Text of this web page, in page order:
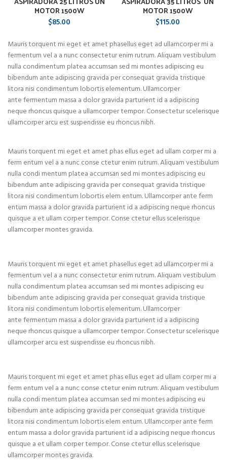
MOTOR 1500W
$85.00
MOTOR 1500W
$115.00
Mauris torquent mi eget et amet phasellus eget ad ullamcorper mi a
fermentum vel a a nunc consectetur enim rutrum. Aliquam vestibulum
nulla condimentum platea accumsan sed mi montes adipiscing eu
bibendum ante adipiscing gravida per consequat gravida tristique
litora nisi condimentum lobortis elementum. Ullamcorper
ante fermentum massa a dolor gravida parturient id a adipiscing
neque rhoncus quisque a ullamcorper tempor. Consectetur scelerisque
ullamcorper arcu est suspendisse eu rhoncus nibh.
Mauris torquent mi eget et amet phas ellus eget ad ullam corper mi a
ferm entum vel a a nunc conse ctetur enim rutrum. Aliquam vestibulum
nulla condi mentum platea accumsan sed mi montes adipiscing eu
bibendum ante adipiscing gravida per consequat gravida tristique
litora nisi condimentum lobortis elem entum. Ullamcorper ante ferm
entum massa a dolor gravida parturient id a adipiscing neque rhoncus
quisque a et ullam corper tempor. Conse ctetur ellus scelerisque
ullamcorper montes gravida.
Mauris torquent mi eget et amet phasellus eget ad ullamcorper mi a
fermentum vel a a nunc consectetur enim rutrum. Aliquam vestibulum
nulla condimentum platea accumsan sed mi montes adipiscing eu
bibendum ante adipiscing gravida per consequat gravida tristique
litora nisi condimentum lobortis elementum. Ullamcorper
ante fermentum massa a dolor gravida parturient id a adipiscing
neque rhoncus quisque a ullamcorper tempor. Consectetur scelerisque
ullamcorper arcu est suspendisse eu rhoncus nibh.
Mauris torquent mi eget et amet phas ellus eget ad ullam corper mi a
ferm entum vel a a nunc conse ctetur enim rutrum. Aliquam vestibulum
nulla condi mentum platea accumsan sed mi montes adipiscing eu
bibendum ante adipiscing gravida per consequat gravida tristique
litora nisi condimentum lobortis elem entum. Ullamcorper ante ferm
entum massa a dolor gravida parturient id a adipiscing neque rhoncus
quisque a et ullam corper tempor. Conse ctetur ellus scelerisque
ullamcorper montes gravida.